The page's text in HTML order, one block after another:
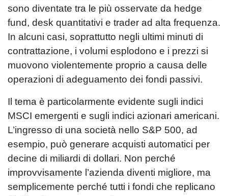
sono diventate tra le più osservate da hedge
fund, desk quantitativi e trader ad alta frequenza.
In alcuni casi, soprattutto negli ultimi minuti di
contrattazione, i volumi esplodono e i prezzi si
muovono violentemente proprio a causa delle
operazioni di adeguamento dei fondi passivi.
Il tema è particolarmente evidente sugli indici
MSCI emergenti e sugli indici azionari americani.
L’ingresso di una società nello S&P 500, ad
esempio, può generare acquisti automatici per
decine di miliardi di dollari. Non perché
improvvisamente l’azienda diventi migliore, ma
semplicemente perché tutti i fondi che replicano